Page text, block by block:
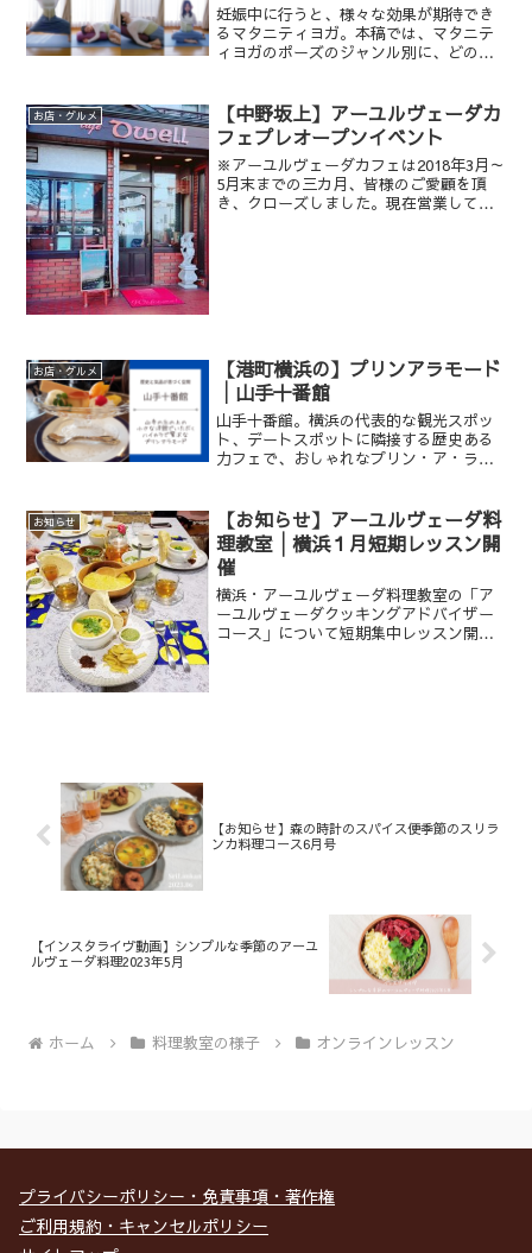
妊娠中に行うと、様々な効果が期待でき
るマタニティヨガ。本稿では、マタニテ
ィヨガのポーズのジャンル別に、どのよ
お店・グルメ
【中野坂上】アーユルヴェーダカ
フェプレオープンイベント
※アーユルヴェーダカフェは2018年3月～
5月末までの三カ月、皆様のご愛顧を頂
き、クローズしました。現在営業してお
お店・グルメ
【港町横浜の】プリンアラモード
│山手十番館
山手十番館。横浜の代表的な観光スポッ
ト、デートスポットに隣接する歴史ある
力フェで、おしゃれなプリン・ア・ラ・
お知らせ
【お知らせ】アーユルヴェーダ料
理教室│横浜１月短期レッスン開
催
横浜・アーユルヴェーダ料理教室の「ア
ーユルヴェーダクッキングアドバイザー
コース」について短期集中レッスン開催
【お知らせ】森の時計のスパイス便季節のスリラ
ンカ料理コース6月号
【インスタライヴ動画】シンプルな季節のアーユ
ルヴェーダ料理2023年5月
ホーム 料理教室の様子 オンラインレッスン
プライバシーポリシー・免責事項・著作権
ご利用規約・キャンセルポリシー